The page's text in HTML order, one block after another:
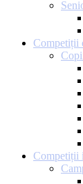
Competiții
Competiții